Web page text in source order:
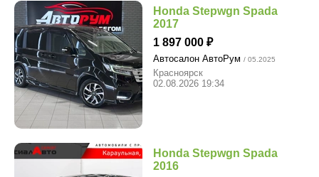
Honda Stepwgn Spada
2017
1 897 000
Автосалон АвтоРум / 05.2025
Красноярск
02.08.2026 19:34
Honda Stepwgn Spada
2016